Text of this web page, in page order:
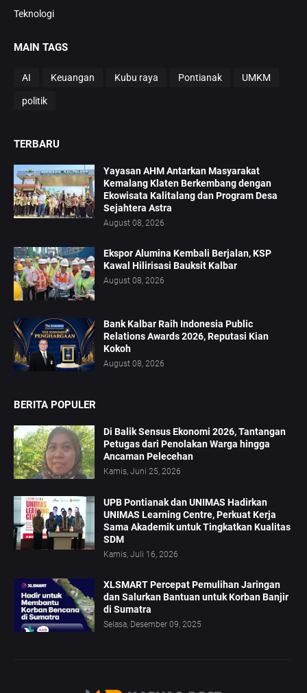
Teknologi
MAIN TAGS
AI Keuangan Kubu raya Pontianak UMKM
politik
TERBARU
Yayasan AHM Antarkan Masyarakat
Kemalang Klaten Berkembang dengan
Ekowisata Kalitalang dan Program Desa
Sejahtera Astra
August 08, 2026
Ekspor Alumina Kembali Berjalan, KSP
Kawal Hilirisasi Bauksit Kalbar
August 08, 2026
Bank Kalbar Raih Indonesia Public
Relations Awards 2026, Reputasi Kian
Kokoh
August 08, 2026
BERITA POPULER
Di Balik Sensus Ekonomi 2026, Tantangan
Petugas dari Penolakan Warga hingga
Ancaman Pelecehan
Kamis, Juni 25, 2026
UPB Pontianak dan UNIMAS Hadirkan
UNIMAS Learning Centre, Perkuat Kerja
Sama Akademik untuk Tingkatkan Kualitas
SDM
Kamis, Juli 16, 2026
XLSMART Percepat Pemulihan Jaringan
dan Salurkan Bantuan untuk Korban Banjir
di Sumatra
Selasa, Desember 09, 2025